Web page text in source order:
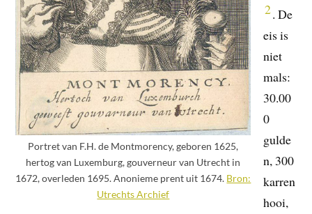
Portret van F.H. de Montmorency, geboren 1625,
hertog van Luxemburg, gouverneur van Utrecht in
1672, overleden 1695. Anonieme prent uit 1674. Bron:
Utrechts Archief
2. De
eis is
niet
mals:
30.00
0
gulde
n, 300
karren
hooi,